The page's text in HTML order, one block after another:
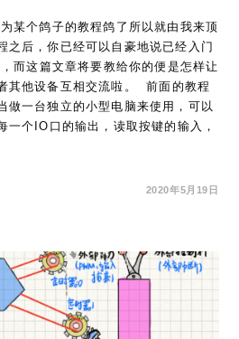
某个鸽子的教程鸽了所以就由我来顶
之后，你已经可以自豪地说已经入门
而这篇文章将要教给你的便是怎样让
其他设备互相交流啦。 ​ 前面的教程
做一台独立的小型电脑来使用，可以
一个IO口的输出，读取按键的输入，
2020年5月19日